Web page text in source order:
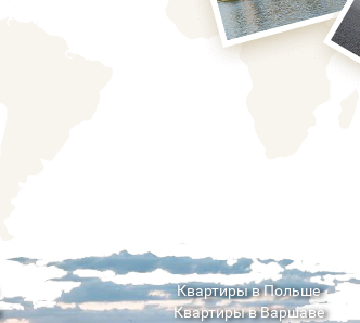
Квартиры в Польше
Квартиры в Варшаве